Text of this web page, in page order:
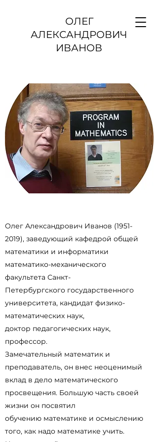
ОЛЕГ
АЛЕКСАНДРОВИЧ
ИВАНОВ
Олег Александрович Иванов (1951-
2019), заведующий кафедрой общей
математики и информатики
математико-механического
факультета Санкт-
Петербургского государственного
университета, кандидат физико-
математических наук,
доктор педагогических наук,
профессор.
Замечательный математик и
преподаватель, он внес неоценимый
вклад в дело математического
просвещения. Большую часть своей
жизни он посвятил
обучению математике и осмыслению
того, как надо математике учить.